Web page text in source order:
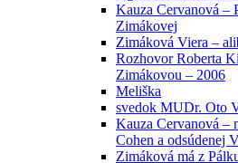
Kauza Cervanová –
Zimákovej
Zimáková Viera –
Rozhovor Roberta
Zimákovou – 2006
Meliška
svedok MUDr. Oto
Kauza Cervanová –
Cohen a odsúdenej
Zimáková má z